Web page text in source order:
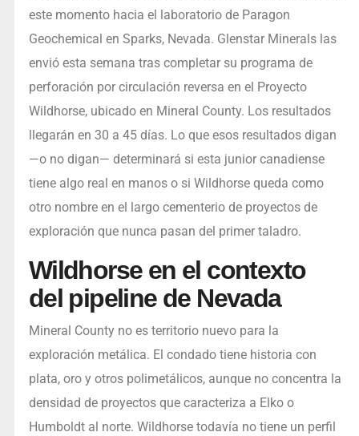
este momento hacia el laboratorio de Paragon
Geochemical en Sparks, Nevada. Glenstar Minerals las
envió esta semana tras completar su programa de
perforación por circulación reversa en el Proyecto
Wildhorse, ubicado en Mineral County. Los resultados
llegarán en 30 a 45 días. Lo que esos resultados digan
—o no digan— determinará si esta junior canadiense
tiene algo real en manos o si Wildhorse queda como
otro nombre en el largo cementerio de proyectos de
exploración que nunca pasan del primer taladro.
Wildhorse en el contexto
del pipeline de Nevada
Mineral County no es territorio nuevo para la
exploración metálica. El condado tiene historia con
plata, oro y otros polimetálicos, aunque no concentra la
densidad de proyectos que caracteriza a Elko o
Humboldt al norte. Wildhorse todavía no tiene un perfil